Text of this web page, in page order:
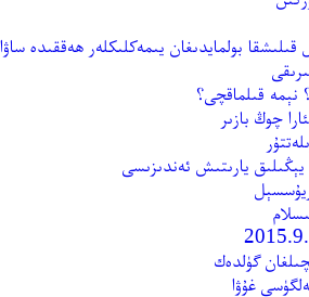
بولمايدىغان يىمەكلىكلەر ھەققىدە
نېمە قىلماقچى؟
چوڭ بازىر
يارىتىش ئەندىزىسى
گۈلدەك
غۇۋا